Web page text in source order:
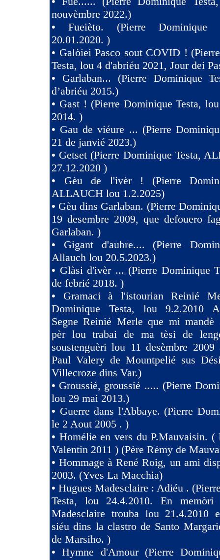
nouvèmbre 2022.)
•Fueièto. (Pierre Dominique
20.01.2020. )
• Galòiei Pasco sout COVID !
Testa, lou 4 d'abriéu 2021, Jour dei
• Garlaban... (Pierre Dominique
d’abriéu 2015.)
• Gast ! (Pierre Dominique Testa,
2014. )
• Gau de viéure ... (Pierre
21 de janvié 2023.)
• Getset (Pierre Dominique Testa,
27.12.2020 )
• Gèu de l'ivèr ! (Pierre
ALLAUCH lou 1.2.2025)
• Gèu dins Garlaban. (Pierre
19 desembre 2009, que defouero
Garlaban. )
• Gigant d'aubre.... (Pierre
Allauch lou 20.5.2023.)
• Glàsi d'ivèr ... (Pierre Dominique
de febrié 2018. )
• Gramaci à l'istourian Reinié
Dominique Testa, lou 9.2.2010
Segne Reinié Merle que mi mandè
pèr lou trabai de ma tèsi de
soustenguèri lou 11 desèmbre
Paul Valery de Mountpelié sus
Villecroze dins Var.)
• Groussié, groussié ..... (Pierre
lou 29 mai 2013.)
• Guerre dans l'Abbaye. (Pierre
le 2 Aout 2005 . )
• Homélie en vers du P.Mauvaisin. (
Valentin 2011 ) (Père Rémy de
•Hommage à René Roig, un ami
2003. (Yves La Macchia)
• Hugues Madesclaire : Adiéu .
Testa, lou 24.4.2010. En memòri
Madesclaire trouba lou 21.4.2010
siéu dins la clastro de Santo
de Marsiho. )
•Hymne d'Amour (Pierre